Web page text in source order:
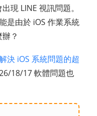
現 LINE 視訊問題。
是由於 iOS 作業系統
？
決 iOS 系統問題的超
18/17 軟體問題也